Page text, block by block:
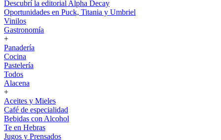
Descubrí la editorial Alpha Decay
Oportunidades en Puck, Titania y Umbriel
Vinilos
Gastronomía
+
Panadería
Cocina
Pastelería
Todos
Alacena
+
Aceites y Mieles
Café de especialidad
Bebidas con Alcohol
Te en Hebras
Jugos y Prensados